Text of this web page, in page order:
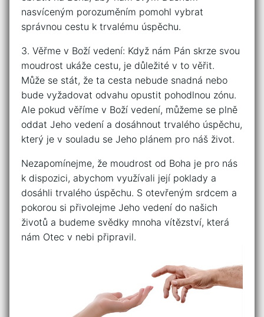
nasvíceným⁣ porozuměním⁣ pomohl⁤ vybrat
správnou⁣ cestu k trvalému úspěchu.
3. Věřme⁣ v⁢ Boží⁤ vedení: Když ⁤nám Pán skrze svou
‍moudrost‌ ukáže cestu, ⁢je důležité v to ‌věřit.
Může se stát, že ta cesta nebude snadná nebo⁢
bude vyžadovat odvahu opustit ‍pohodlnou zónu.
Ale pokud věříme v ​Boží vedení, můžeme⁣ se plně
oddat Jeho vedení a dosáhnout‌ trvalého⁣ úspěchu,
který⁢ je‌ v souladu se Jeho plánem pro náš život.
Nezapomínejme, že moudrost od Boha je‌ pro nás
k​ dispozici, abychom využívali její⁣ poklady a
dosáhli trvalého úspěchu. S ​otevřeným srdcem a
pokorou si přivolejme ⁤Jeho vedení do našich
‍životů⁣ a budeme svědky mnoha vítězství, ‍která
nám Otec v nebi připravil.